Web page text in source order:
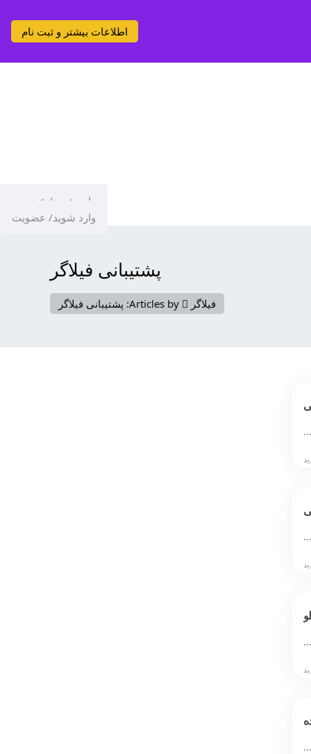
اطلاعات بیشتر و ثبت نام
وارد شوید/ عضویت
وارد شوید/ عضویت
پشتیبانی فیلاگر
فیلاگر Articles by: پشتیبانی فیلاگر